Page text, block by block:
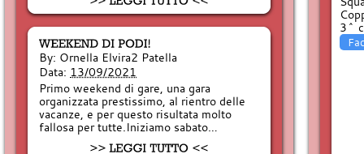
By: Ornella Elvira2 Patella
Data: 13/09/2021
Primo weekend di gare, una gara
organizzata prestissimo, al rientro delle
vacanze, e per questo risultata molto
fallosa per tutte.Iniziamo sabato…
3^